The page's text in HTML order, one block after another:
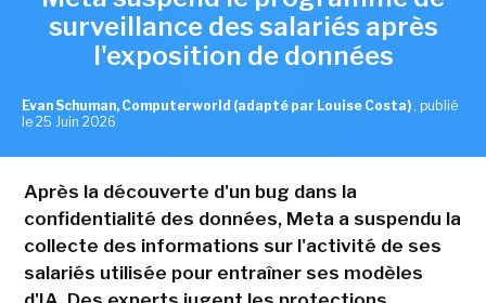
surveillance des salariés après
l'exposition de données
Evan Schuman, Computerworld (adapté par Louise Costa) , publié
le 25 Juin 2026
Après la découverte d'un bug dans la
confidentialité des données, Meta a suspendu la
collecte des informations sur l'activité de ses
salariés utilisée pour entraîner ses modèles